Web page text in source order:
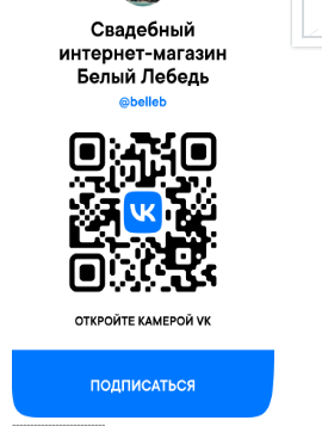
--------------------------